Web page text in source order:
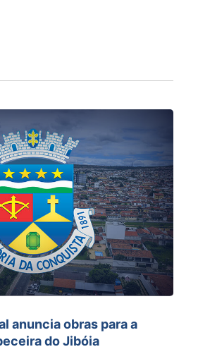
anuncia obras para a
do Jibóia